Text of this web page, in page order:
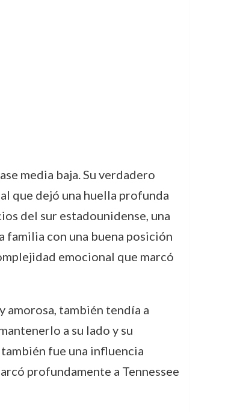
media baja. Su verdadero
que dejó una huella profunda
del sur estadounidense, una
familia con una buena posición
emocional que marcó
amorosa, también tendía a
a su lado y su
fue una influencia
profundamente a Tennessee